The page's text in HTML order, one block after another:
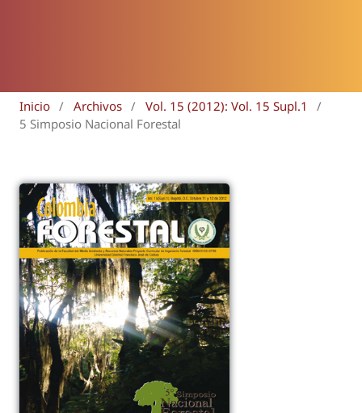
Inicio / Archivos / Vol. 15 (2012): Vol. 15 Supl.1
/
5 Simposio Nacional Forestal